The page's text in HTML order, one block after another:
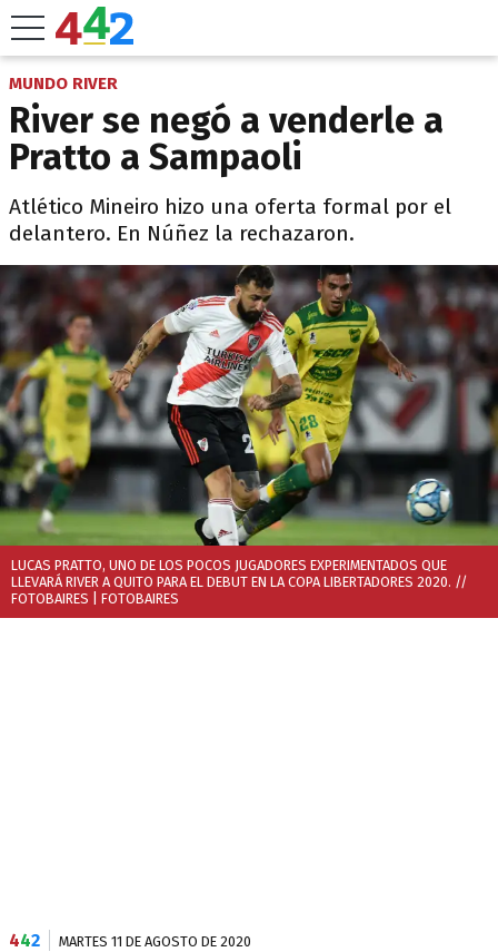
MUNDO RIVER
River se negó a venderle a
Pratto a Sampaoli
Atlético Mineiro hizo una oferta formal por el
delantero. En Núñez la rechazaron.
LUCAS PRATTO, UNO DE LOS POCOS JUGADORES EXPERIMENTADOS QUE
LLEVARÁ RIVER A QUITO PARA EL DEBUT EN LA COPA LIBERTADORES 2020. //
FOTOBAIRES | FOTOBAIRES
442 MARTES 11 DE AGOSTO DE 2020